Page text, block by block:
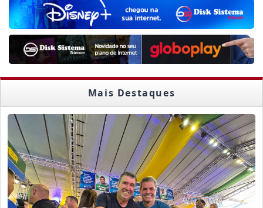
Mais Destaques